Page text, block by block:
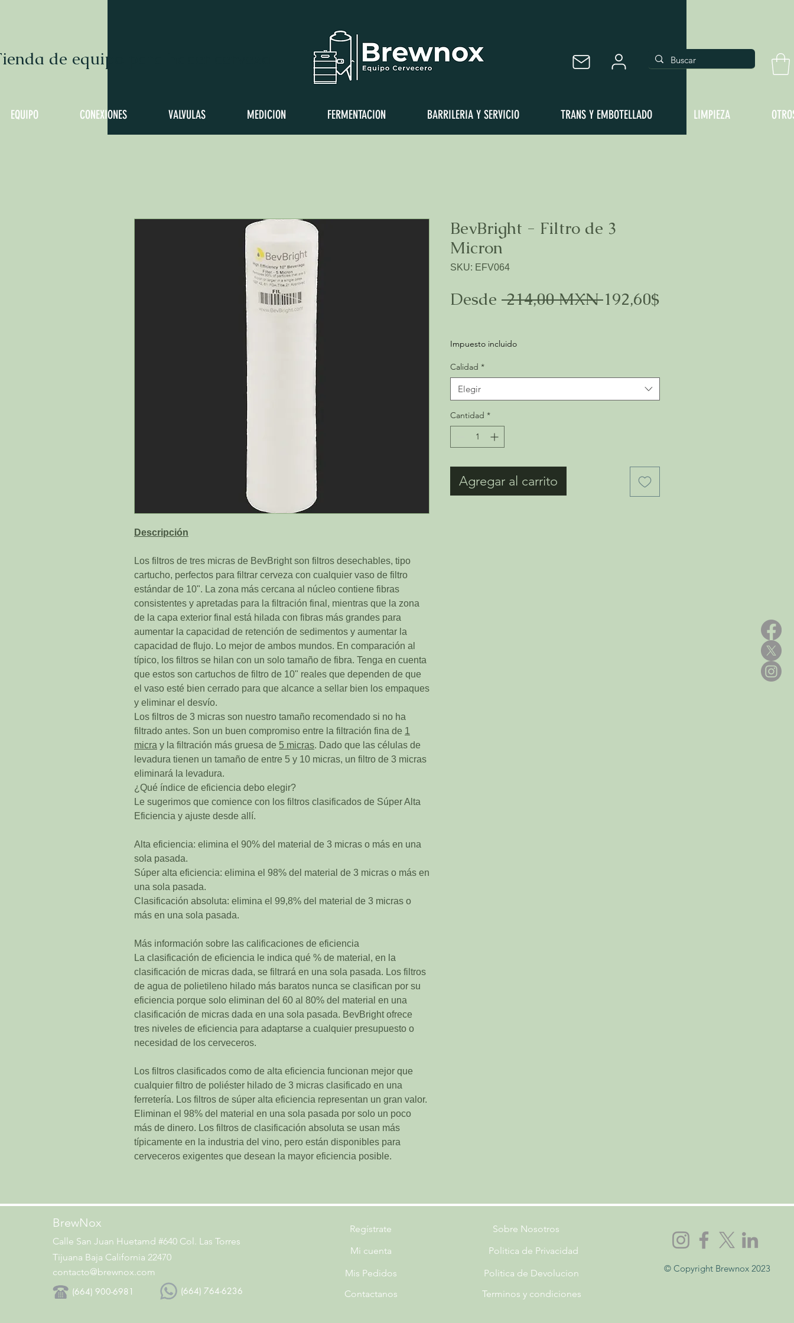
de equipo para hacer cerveza
EQUIPO CONEXIONES VALVULAS MEDICION FERMENTACION BARRILERIA Y SERVICIO TRANS Y EMBOTELLADO LIMPIEZA
Descripción
Los filtros de tres micras de BevBright son filtros desechables, tipo
cartucho, perfectos para filtrar cerveza con cualquier vaso de filtro
estándar de 10". La zona más cercana al núcleo contiene fibras
consistentes y apretadas para la filtración final, mientras que la zona
de la capa exterior final está hilada con fibras más grandes para
aumentar la capacidad de retención de sedimentos y aumentar la
capacidad de flujo. Lo mejor de ambos mundos. En comparación al
típico, los filtros se hilan con un solo tamaño de fibra. Tenga en cuenta
que estos son cartuchos de filtro de 10" reales que dependen de que
el vaso esté bien cerrado para que alcance a sellar bien los empaques
y eliminar el desvío.
Los filtros de 3 micras son nuestro tamaño recomendado si no ha
filtrado antes. Son un buen compromiso entre la filtración fina de 1
micra y la filtración más gruesa de 5 micras. Dado que las células de
levadura tienen un tamaño de entre 5 y 10 micras, un filtro de 3 micras
eliminará la levadura.
¿Qué índice de eficiencia debo elegir?
Le sugerimos que comience con los filtros clasificados de Súper Alta
Eficiencia y ajuste desde allí.
Alta eficiencia: elimina el 90% del material de 3 micras o más en una
sola pasada.
Súper alta eficiencia: elimina el 98% del material de 3 micras o más en
una sola pasada.
Clasificación absoluta: elimina el 99,8% del material de 3 micras o
más en una sola pasada.
Más información sobre las calificaciones de eficiencia
La clasificación de eficiencia le indica qué % de material, en la
clasificación de micras dada, se filtrará en una sola pasada. Los filtros
de agua de polietileno hilado más baratos nunca se clasifican por su
eficiencia porque solo eliminan del 60 al 80% del material en una
clasificación de micras dada en una sola pasada. BevBright ofrece
tres niveles de eficiencia para adaptarse a cualquier presupuesto o
necesidad de los cerveceros.
Los filtros clasificados como de alta eficiencia funcionan mejor que
cualquier filtro de poliéster hilado de 3 micras clasificado en una
ferretería. Los filtros de súper alta eficiencia representan un gran valor.
Eliminan el 98% del material en una sola pasada por solo un poco
más de dinero. Los filtros de clasificación absoluta se usan más
típicamente en la industria del vino, pero están disponibles para
cerveceros exigentes que desean la mayor eficiencia posible.
BevBright - Filtro de 3
Micron
SKU: EFV064
Desde 214,00 MXN Precio
192,60$
de
oferta
Impuesto incluido
Calidad *
Elegir
Cantidad *
Agregar al carrito
BrewNox
Calle San Juan Huetamd #640 Col. Las Torres
Tijuana Baja California 22470
contacto@brewnox.com
(664) 900-6981
(664) 764-6236
Regístrate
Mi cuenta
Mis Pedidos
Contactanos
Sobre Nosotros
Politica de Privacidad
Politica de Devolucion
Terminos y condiciones
© Copyright Brewnox 2023